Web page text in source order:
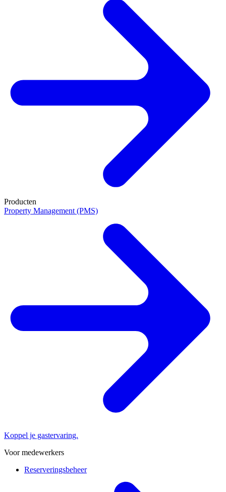
Producten
Property Management (PMS)
Koppel je gastervaring.
Voor medewerkers
Reserveringsbeheer